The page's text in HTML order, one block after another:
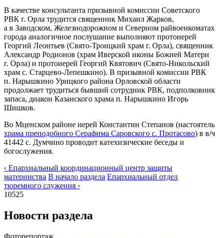
В качестве консультанта призывной комиссии Советского
РВК г. Орла трудится священник Михаил Жарков,
а в Заводском, Железнодорожном и Северном райвоенкоматах
города аналогичное послушание выполняют протоиерей
Георгий Леонтьев (Свято-Троицкий храм г. Орла), священник
Александр Родионов (храм Иверской иконы Божией Матери
г. Орла) и протоиерей Георгий Квятович (Свято-Никольский
храм с. Старцево-Лепешкино). В призывной комиссии РВК
п. Нарышкино Урицкого района Орловской области
продолжает трудиться бывший сотрудник РВК, подполковник
запаса, диакон Казанского храма п. Нарышкино Игорь
Шишков.
Во Мценском районе иерей Константин Степанов (настоятель
храма преподобного Серафима Саровского с. Протасово) в в/ч
41442 с. Думчино проводит катехизические беседы и
богослужения.
‹ Епархиальный координационный центр защиты
материнства В начало раздела Епархиальный отдел
тюремного служения ›
10525
Новости раздела
Фоторепортаж